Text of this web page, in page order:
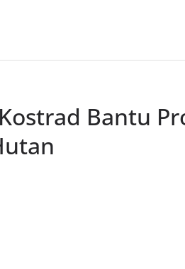
Bantu